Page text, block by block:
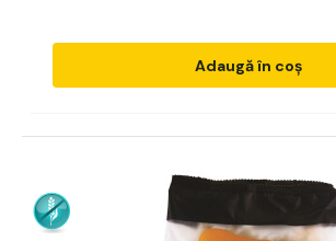
Adaugă în coș